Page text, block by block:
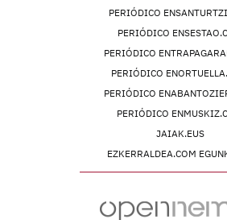
PERIÓDICO
PERIÓDICO
PERIÓDICO
PERIÓDICO
PERIÓDICO
PERIÓDICO
JAIAK.EUS
EZKERRALDEA.COM